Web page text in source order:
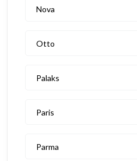
Nova
Otto
Palaks
Paris
Parma